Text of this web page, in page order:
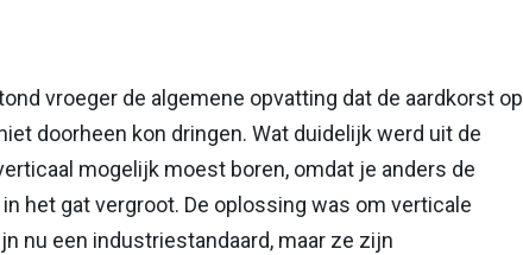
vroeger de algemene opvatting dat de aardkorst op
doorheen kon dringen. Wat duidelijk werd uit de
mogelijk moest boren, omdat je anders de
het gat vergroot. De oplossing was om verticale
nu een industriestandaard, maar ze zijn